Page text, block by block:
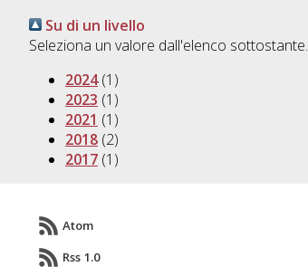
Su di un livello
Seleziona un valore dall'elenco sottostante.
2024(1)
2023 (1)
2021 (1)
2018(2)
2017(1)
Atom
Rss 1.0